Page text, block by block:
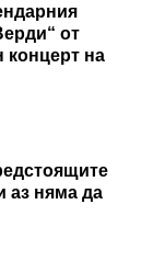
от
концерт на
аз няма да